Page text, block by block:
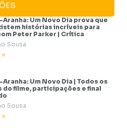
Aranha: Um Novo Dia prova que
histórias incríveis para
Peter Parker | Crítica
Sousa
»
Um Novo Dia | Todos os
do filme, participações e final
Sousa
»